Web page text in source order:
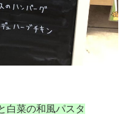
白菜の和風パスタ